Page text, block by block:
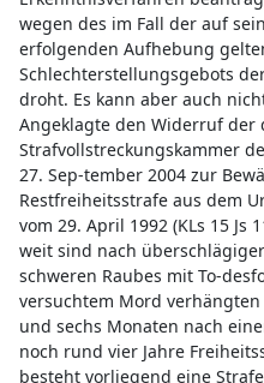
wegen des im Fall der auf
erfolgenden Aufhebung
Schlechterstellungsgebots
droht. Es kann aber auch
Angeklagte den Widerruf der
Strafvollstreckungskammer
27. Sep-tember 2004 zur
Restfreiheitsstrafe aus dem
vom 29. April 1992 (KLs 15 Js
weit sind nach
schweren Raubes mit To-
versuchtem Mord
und sechs Monaten nach
noch rund vier Jahre
besteht vorliegend eine